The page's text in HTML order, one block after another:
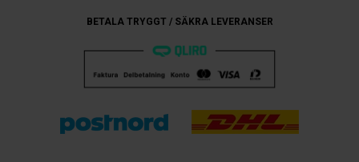
BETALA TRYGGT / SÄKRA LEVERANSER